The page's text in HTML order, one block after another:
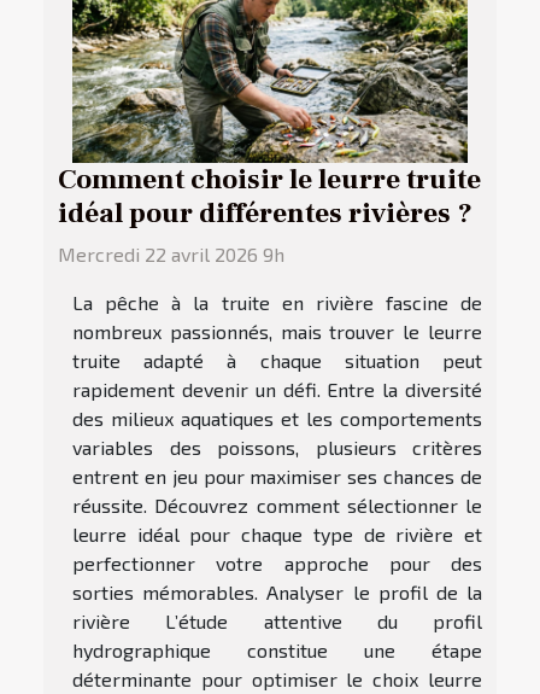
Comment choisir le leurre truite
idéal pour différentes rivières ?
Mercredi 22 avril 2026 9h
La pêche à la truite en rivière fascine de
nombreux passionnés, mais trouver le leurre
truite adapté à chaque situation peut
rapidement devenir un défi. Entre la diversité
des milieux aquatiques et les comportements
variables des poissons, plusieurs critères
entrent en jeu pour maximiser ses chances de
réussite. Découvrez comment sélectionner le
leurre idéal pour chaque type de rivière et
perfectionner votre approche pour des
sorties mémorables. Analyser le profil de la
rivière L’étude attentive du profil
hydrographique constitue une étape
déterminante pour optimiser le choix leurre